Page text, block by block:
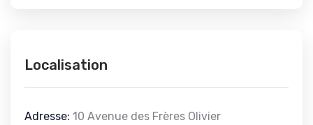
Localisation
Adresse: 10 Avenue des Frères Olivier